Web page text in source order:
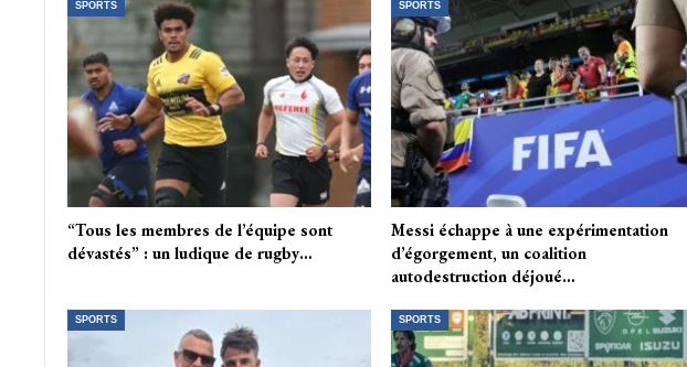
SPORTS
“Tous les membres de l’équipe sont
dévastés” : un ludique de rugby…
SPORTS
Messi échappe à une expérimentation
d’égorgement, un coalition
autodestruction déjoué…
SPORTS SPORTS